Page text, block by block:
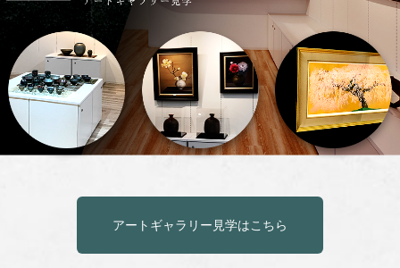
アートギャラリー見学はこちら